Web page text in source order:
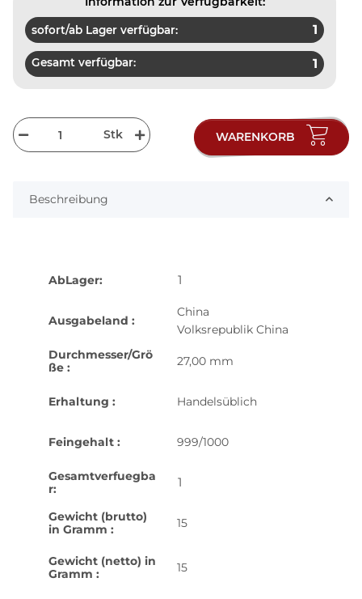
sofort/ab Lager verfügbar: 1
Gesamt verfügbar: 1
Stk WARENKORB
Beschreibung
AbLager: 1
Ausgabeland :
China
Volksrepublik China
Durchmesser/Grö
ße :
27,00 mm
Erhaltung : Handelsüblich
Feingehalt : 999/1000
Gesamtverfuegba
r:
1
Gewicht (brutto)
in Gramm :
15
Gewicht (netto) in
Gramm :
15